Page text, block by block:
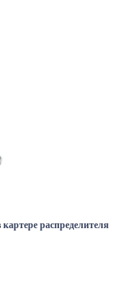
распределителя